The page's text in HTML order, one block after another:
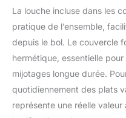
La louche incluse dans les
pratique de l’ensemble,
depuis le bol. Le couvercle
hermétique, essentielle
mijotages longue durée.
quotidiennement des plats
représente une réelle